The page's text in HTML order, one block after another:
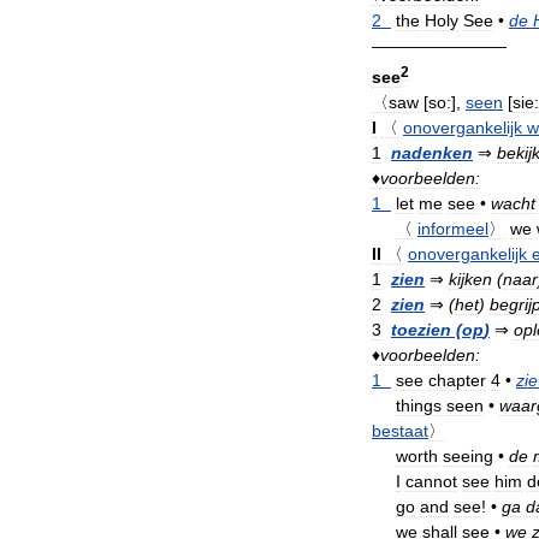
2
the Holy See • de
————————
see2
〈saw [so:], seen [
I
〈 onovergankelijk
1 nadenken ⇒
♦voorbeelden:
1
let me see • wacht
〈 informeel〉 we
II
〈 onovergankelijk
1 zien ⇒ kijken (naar
2 zien ⇒ (het)
3 toezien (op) ⇒
♦voorbeelden:
1
see chapter 4 • zie
things seen •
bestaat〉
worth seeing • de
I cannot see him
go and see! • ga
we shall see • we